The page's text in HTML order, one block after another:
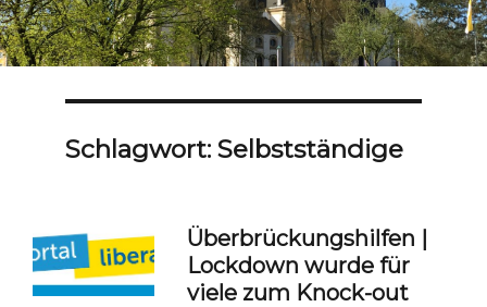
Schlagwort: Selbstständige
Überbrückungshilfen |
Lockdown wurde für
viele zum Knock-out